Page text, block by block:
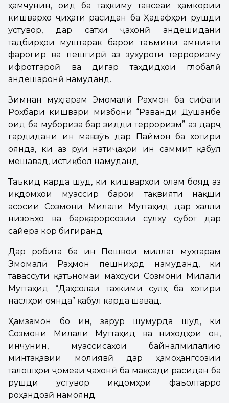
ҳамчунин, оид ба таҳкиму тавсеаи ҳамкории
кишварҳо ҷиҳати расидан ба Ҳадафҳои рушди
устувор, дар сатҳи ҷаҳонӣ андешидани
тадбирҳои муштарак барои таъмини амнияти
фарогир ва пешгирӣ аз зуҳуроти терроризму
ифротгароӣ ва дигар таҳдидҳои глобалӣ
андешаронӣ намуданд.
Зимнан муҳтарам Эмомалӣ Раҳмон ба сифати
Роҳбари кишвари мизбони “Раванди Душанбе
оид ба мубориза бар зидди терроризм” аз дарҷ
гардидани ин мавзӯъ дар Паймон ба хотири
оянда, ки аз руи натиҷаҳои ин саммит қабул
мешавад, истиқбол намуданд.
Таъкид карда шуд, ки кишварҳои олам бояд аз
иқдомҳои муассир барои тақвияти нақши
асосии Созмони Милали Муттаҳид дар ҳалли
низоъҳо ва барқарорсозии сулҳу субот дар
сайёра кор бигиранд.
Дар робита ба ин Пешвои миллат муҳтарам
Эмомалӣ Раҳмон пешниҳод намуданд, ки
тавассути қатъномаи махсуси Созмони Милали
Муттаҳид “Даҳсолаи таҳкими сулҳ ба хотири
наслҳои оянда” қабул карда шавад.
Ҳамзамон бо ин, зарур шумурда шуд, ки
Созмони Милали Муттаҳид ва ниҳодҳои он,
инчунин, муассисаҳои байналмилалию
минтақавии молиявӣ дар ҳамоҳангсозии
талошҳои ҷомеаи ҷаҳонӣ ба мақсади расидан ба
рушди устувор иқдомҳои фаъолтарро
роҳандозӣ намоянд.